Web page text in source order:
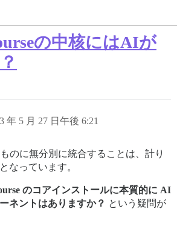
の中核にはAIが
年 5 月 27 日午後 6:21
のに無分別に統合することは、計り
なっています。
のコアインストールに本質的に AI
ネントはありますか？ という疑問が